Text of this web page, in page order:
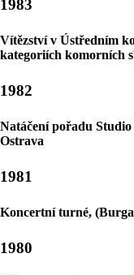
1983
Vítězství v Ústředním
kategoriích komorních
1982
Natáčení pořadu Studio
Ostrava
1981
Koncertní turné,
1980